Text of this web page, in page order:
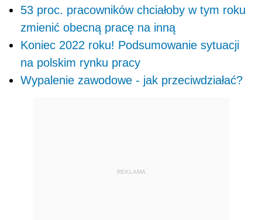
53 proc. pracowników chciałoby w tym roku
zmienić obecną pracę na inną
Koniec 2022 roku! Podsumowanie sytuacji
na polskim rynku pracy
Wypalenie zawodowe - jak przeciwdziałać?
REKLAMA